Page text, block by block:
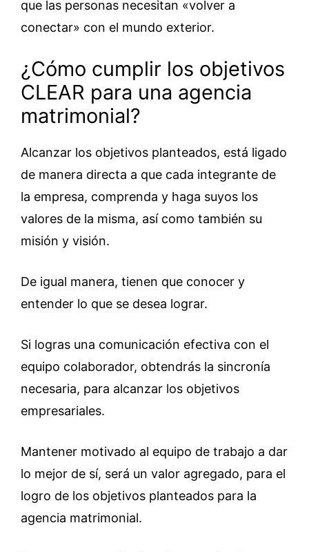
que las personas necesitan «volver a
conectar» con el mundo exterior.
¿Cómo cumplir los objetivos
CLEAR para una agencia
matrimonial?
Alcanzar los objetivos planteados, está ligado
de manera directa a que cada integrante de
la empresa, comprenda y haga suyos los
valores de la misma, así como también su
misión y visión.
De igual manera, tienen que conocer y
entender lo que se desea lograr.
Si logras una comunicación efectiva con el
equipo colaborador, obtendrás la sincronía
necesaria, para alcanzar los objetivos
empresariales.
Mantener motivado al equipo de trabajo a dar
lo mejor de sí, será un valor agregado, para el
logro de los objetivos planteados para la
agencia matrimonial.